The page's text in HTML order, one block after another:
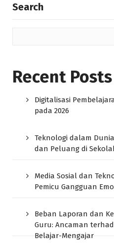
Search
Recent Posts
Digitalisasi
pada 2026
Teknologi dalam
dan Peluang di
Media Sosial dan
Pemicu Gangguan
Beban Laporan dan
Guru: Ancaman
Belajar-Mengajar